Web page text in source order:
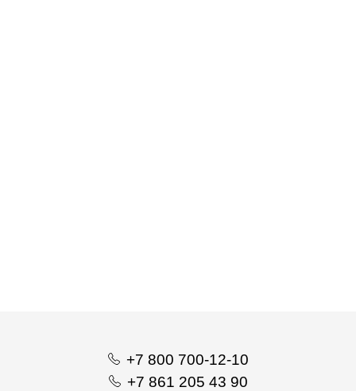
+7 800 700-12-10
+7 861 205 43 90